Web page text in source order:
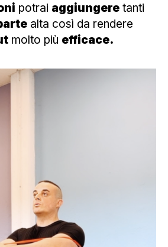
potrai aggiungere tanti
alta così da rendere
molto più efficace.